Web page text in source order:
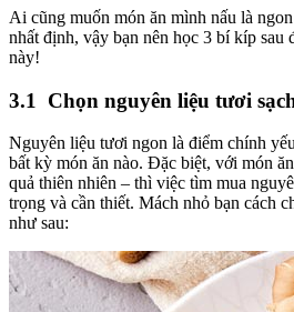
Ai cũng muốn món ăn mình nấu là
nhất định, vậy bạn nên học 3 bí kíp sau
này!
3.1 Chọn nguyên liệu tươi
Nguyên liệu tươi ngon là điểm chính
bất kỳ món ăn nào. Đặc biệt, với món
quả thiên nhiên – thì việc tìm mua
trọng và cần thiết. Mách nhỏ bạn cách
như sau: